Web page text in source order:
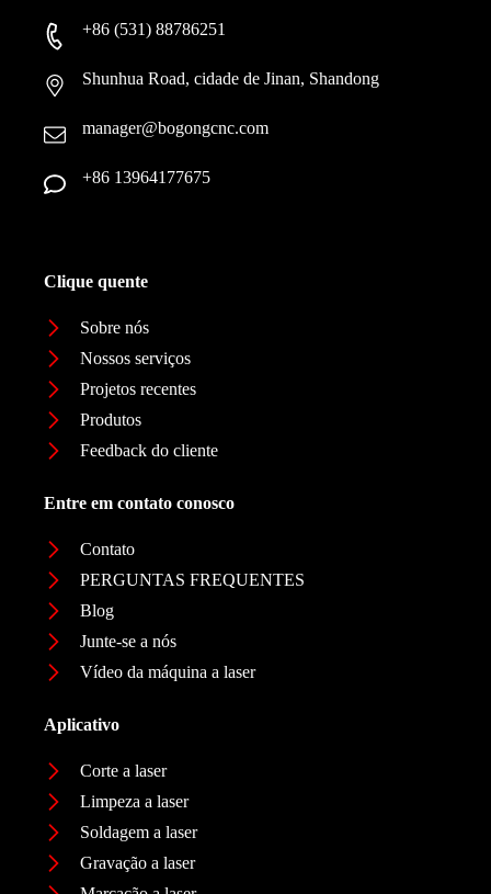
+86 (531) 88786251
Shunhua Road, cidade de Jinan, Shandong
manager@bogongcnc.com
+86 13964177675
Clique quente
Sobre nós
Nossos serviços
Projetos recentes
Produtos
Feedback do cliente
Entre em contato conosco
Contato
PERGUNTAS FREQUENTES
Blog
Junte-se a nós
Vídeo da máquina a laser
Aplicativo
Corte a laser
Limpeza a laser
Soldagem a laser
Gravação a laser